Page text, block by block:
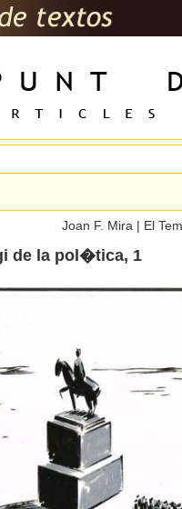
Joan F. Mira | El
de la pol�tica, 1